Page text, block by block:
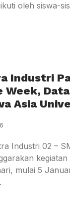
oleh siswa-
Industri
Week,
Asia
Industri 02 –
mulai 5